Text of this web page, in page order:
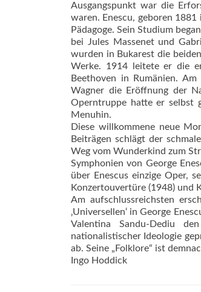
Ausgangspunkt war die
waren. Enescu, geboren
Pädagoge. Sein Studium
bei Jules Massenet und
wurden in Bukarest die beiden
Werke. 1914 leitete er die
Beethoven in Rumänien.
Wagner die Eröffnung der
Operntruppe hatte er selbst
Menuhin.
Diese willkommene neue
Beiträgen schlägt der
Weg vom Wunderkind zum
Symphonien von George
über Enescus einzige Oper,
Konzertouvertüre (1948) und
Am aufschlussreichsten
‚Universellen‘ in George
Valentina Sandu-Dediu
nationalistischer Ideologie
ab. Seine „Folklore“ ist
Ingo Hoddick